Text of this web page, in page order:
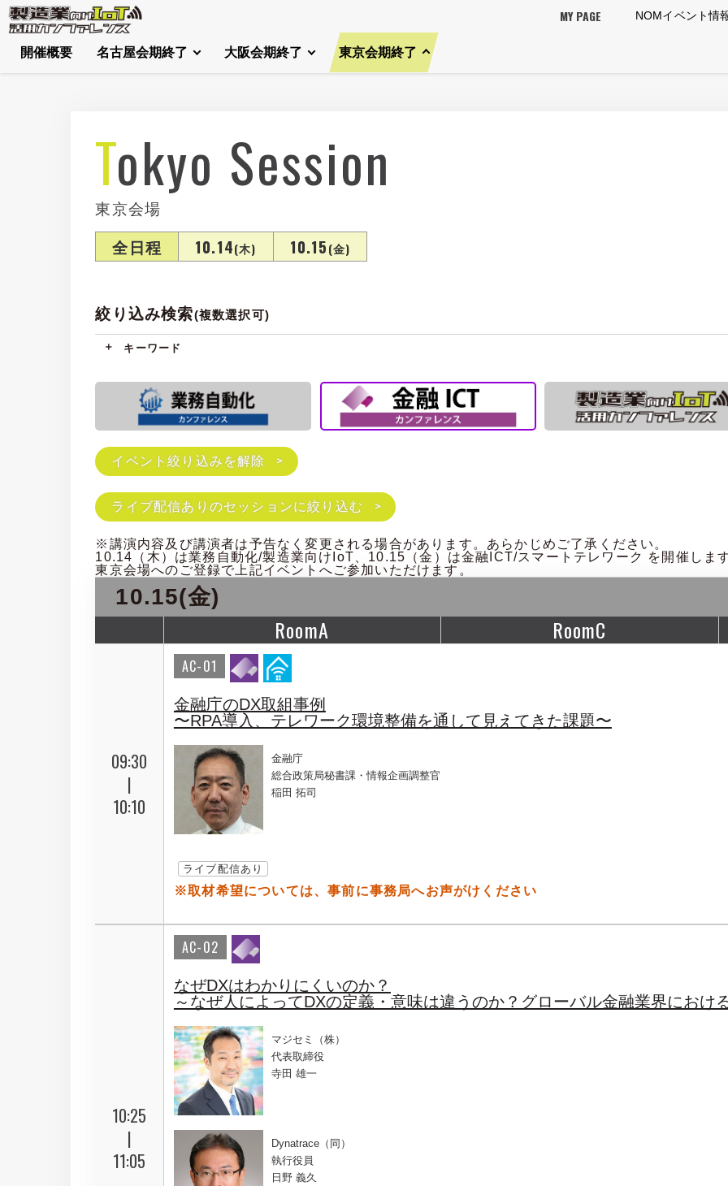
MY PAGE NOMイベント情
開催概要 名古屋会期終了 大阪会期終了 東京会期終了
Tokyo Session
東京会場
全日程 10.14(木) 10.15(金)
絞り込み検索(複数選択可)
キーワード
イベント絞り込みを解除
ライブ配信ありのセッションに絞り込む
※講演内容及び講演者は予告なく変更される場合があります。あらかじめご了承ください。
10.14（木）は業務自動化/製造業向けIoT、10.15（金）は金融ICT/スマートテレワーク を開催しま
東京会場へのご登録で上記イベントへご参加いただけます。
10.15(金)
RoomA RoomC
09:30
|
10:10
AC-01
金融庁のDX取組事例
〜RPA導入、テレワーク環境整備を通して見えてきた課題〜
金融庁
総合政策局秘書課・情報企画調整官
稲田 拓司
ライブ配信あり
※取材希望については、事前に事務局へお声がけください
10:25
|
11:05
AC-02
なぜDXはわかりにくいのか？
～なぜ人によってDXの定義・意味は違うのか？グローバル金融業界におけ
マジセミ（株）
代表取締役
寺田 雄一
Dynatrace（同）
執行役員
日野 義久